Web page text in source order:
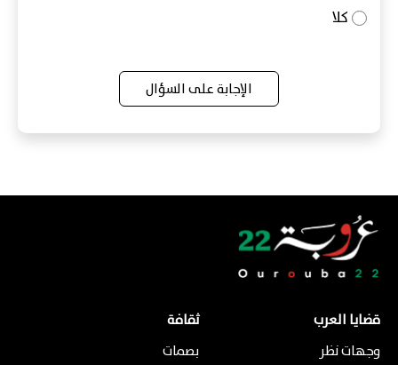
كلا
الإجابة على السؤال
قضايا العرب
وجهات نظر
ثقافة
بصمات